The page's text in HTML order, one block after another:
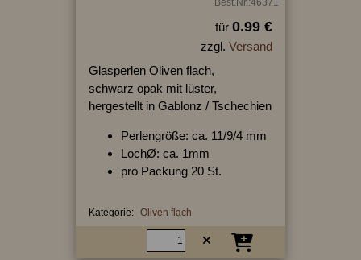
für 0.99 €
zzgl. Versand
Glasperlen Oliven flach,
schwarz opak mit lüster,
hergestellt in Gablonz / Tschechien
Perlengröße: ca. 11/9/4 mm
LochØ: ca. 1mm
pro Packung 20 St.
Kategorie: Oliven flach